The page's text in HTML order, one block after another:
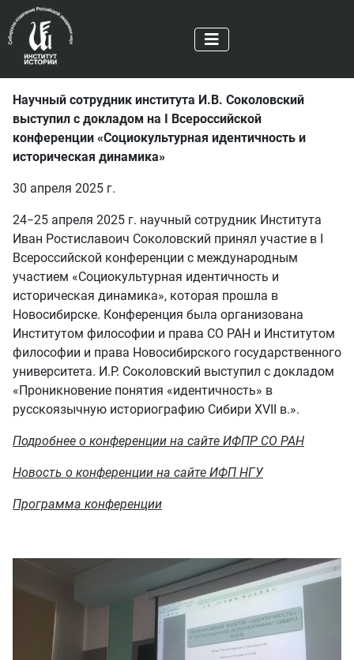
Научный сотрудник института И.В. Соколовский
выступил с докладом на I Всероссийской
конференции «Социокультурная идентичность и
историческая динамика»
30 апреля 2025 г.
24−25 апреля 2025 г. научный сотрудник Института
Иван Ростиславоич Соколовский принял участие в I
Всероссийской конференции с международным
участием «Социокультурная идентичность и
историческая динамика», которая прошла в
Новосибирске. Конференция была организована
Институтом философии и права СО РАН и Институтом
философии и права Новосибирского государственного
университета. И.Р. Соколовский выступил с докладом
«Проникновение понятия «идентичность» в
русскоязычную историографию Сибири XVII в.».
Подробнее о конференции на сайте ИФПР СО РАН
Новость о конференции на сайте ИФП НГУ
Программа конференции